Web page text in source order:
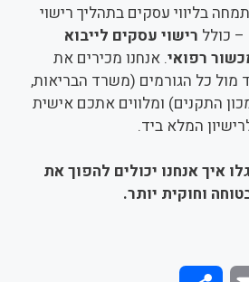
בליווי עסקים בתהליך רישוי
– כולל רישוי עסקים לייבוא
רפואי. אנחנו מכירים את
מול כל הגורמים (משרד הבריאות,
התקנים) ומלווים אתכם אישית
המלא ביד.
איך אנחנו יכולים להפוך את
וחוקית יותר.